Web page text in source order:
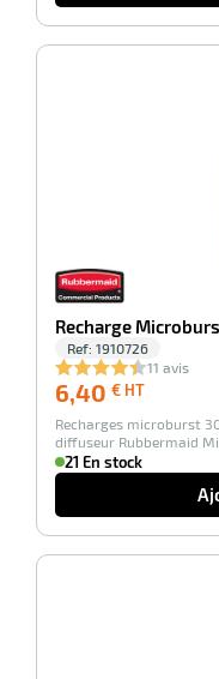
Recharge
Ref: 1910726
11 avis
6,40 € HT
HT
Recharges microburst
diffuseur Rubbermaid
21 En stock